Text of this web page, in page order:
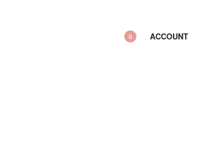
0 ACCOUNT